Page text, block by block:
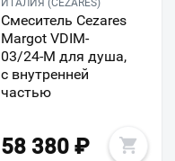
Смеситель Cezares
Margot VDIM-
03/24-M для душа,
с внутренней
частью
58 380 ₽